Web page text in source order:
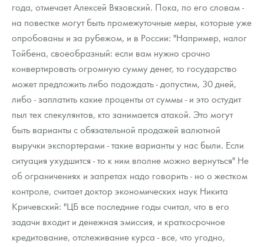
года, отмечает Алексей Вязовский. Пока, по его словам -
на повестке могут быть промежуточные меры, которые уже
опробованы и за рубежом, и в России: "Например, налог
Тойбена, своеобразный: если вам нужно срочно
конвертировать огромную сумму денег, то государство
может предложить либо подождать - допустим, 30 дней,
либо - заплатить какие проценты от суммы - и это остудит
пыл тех спекулянтов, кто занимается атакой. Это могут
быть варианты с обязательной продажей валютной
выручки экспортерами - такие варианты у нас были. Если
ситуация ухудшится - то к ним вполне можно вернуться" Не
об ограничениях и запретах надо говорить - но о жестком
контроле, считает доктор экономических наук Никита
Кричевский: "ЦБ все последние годы считал, что в его
задачи входит и денежная эмиссия, и краткосрочное
кредитование, отслеживание курса - все, что угодно,